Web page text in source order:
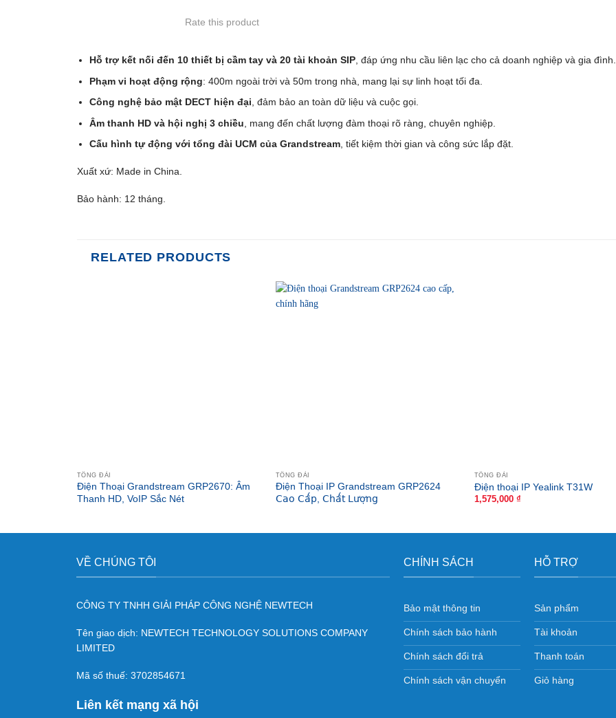
Rate this product
Hỗ trợ kết nối đến 10 thiết bị cầm tay và 20 tài khoản SIP, đáp ứng nhu cầu liên lạc cho cả doanh nghiệp và gia đình.
Phạm vi hoạt động rộng: 400m ngoài trời và 50m trong nhà, mang lại sự linh hoạt tối đa.
Công nghệ bảo mật DECT hiện đại , đảm bảo an toàn dữ liệu và cuộc gọi.
Âm thanh HD và hội nghị 3 chiều , mang đến chất lượng đàm thoại rõ ràng, chuyên nghiệp.
Cấu hình tự động với tổng đài UCM của Grandstream , tiết kiệm thời gian và công sức lắp đặt.
Xuất xứ: Made in China.
Bảo hành: 12 tháng.
RELATED PRODUCTS
TỔNG ĐÀI
Điện Thoại Grandstream GRP2670: Âm
Thanh HD, VoIP Sắc Nét
TỔNG ĐÀI
Điện Thoại IP Grandstream GRP2624
𝖢𝖺𝗈 𝖢𝖺̂́𝗉, 𝖢𝗁𝖺̂́𝗍 𝖫𝗎̛𝗈̛̣𝗇𝗀
TỔNG ĐÀI
Điện thoại IP Yealink T31W
1,575,000 ₫
VỀ CHÚNG TÔI
CÔNG TY TNHH GIẢI PHÁP CÔNG NGHỆ NEWTECH
Tên giao dịch: NEWTECH TECHNOLOGY SOLUTIONS COMPANY
LIMITED
Mã số thuế: 3702854671
Liên kết mạng xã hội
CHÍNH SÁCH
Bảo mật thông tin
Chính sách bảo hành
Chính sách đổi trả
Chính sách vận chuyển
HỖ TRỢ
Sản phẩm
Tài khoản
Thanh toán
Giỏ hàng